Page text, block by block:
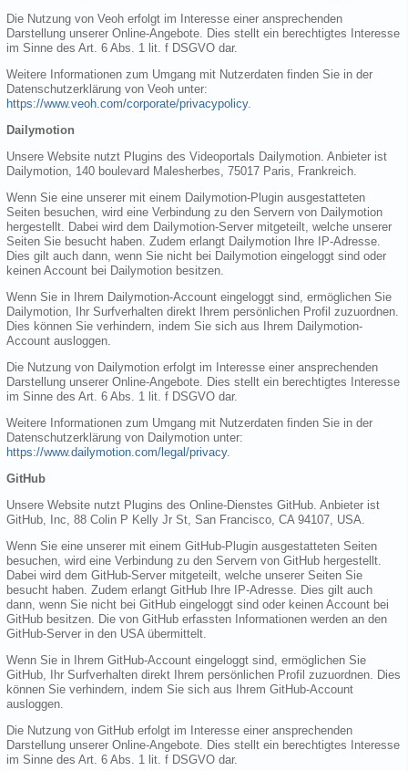
Die Nutzung von Veoh erfolgt im Interesse einer ansprechenden
Darstellung unserer Online-Angebote. Dies stellt ein berechtigtes Interesse
im Sinne des Art. 6 Abs. 1 lit. f DSGVO dar.
Weitere Informationen zum Umgang mit Nutzerdaten finden Sie in der
Datenschutzerklärung von Veoh unter:
https://www.veoh.com/corporate/privacypolicy.
Dailymotion
Unsere Website nutzt Plugins des Videoportals Dailymotion. Anbieter ist
Dailymotion, 140 boulevard Malesherbes, 75017 Paris, Frankreich.
Wenn Sie eine unserer mit einem Dailymotion-Plugin ausgestatteten
Seiten besuchen, wird eine Verbindung zu den Servern von Dailymotion
hergestellt. Dabei wird dem Dailymotion-Server mitgeteilt, welche unserer
Seiten Sie besucht haben. Zudem erlangt Dailymotion Ihre IP-Adresse.
Dies gilt auch dann, wenn Sie nicht bei Dailymotion eingeloggt sind oder
keinen Account bei Dailymotion besitzen.
Wenn Sie in Ihrem Dailymotion-Account eingeloggt sind, ermöglichen Sie
Dailymotion, Ihr Surfverhalten direkt Ihrem persönlichen Profil zuzuordnen.
Dies können Sie verhindern, indem Sie sich aus Ihrem Dailymotion-
Account ausloggen.
Die Nutzung von Dailymotion erfolgt im Interesse einer ansprechenden
Darstellung unserer Online-Angebote. Dies stellt ein berechtigtes Interesse
im Sinne des Art. 6 Abs. 1 lit. f DSGVO dar.
Weitere Informationen zum Umgang mit Nutzerdaten finden Sie in der
Datenschutzerklärung von Dailymotion unter:
https://www.dailymotion.com/legal/privacy.
GitHub
Unsere Website nutzt Plugins des Online-Dienstes GitHub. Anbieter ist
GitHub, Inc, 88 Colin P Kelly Jr St, San Francisco, CA 94107, USA.
Wenn Sie eine unserer mit einem GitHub-Plugin ausgestatteten Seiten
besuchen, wird eine Verbindung zu den Servern von GitHub hergestellt.
Dabei wird dem GitHub-Server mitgeteilt, welche unserer Seiten Sie
besucht haben. Zudem erlangt GitHub Ihre IP-Adresse. Dies gilt auch
dann, wenn Sie nicht bei GitHub eingeloggt sind oder keinen Account bei
GitHub besitzen. Die von GitHub erfassten Informationen werden an den
GitHub-Server in den USA übermittelt.
Wenn Sie in Ihrem GitHub-Account eingeloggt sind, ermöglichen Sie
GitHub, Ihr Surfverhalten direkt Ihrem persönlichen Profil zuzuordnen. Dies
können Sie verhindern, indem Sie sich aus Ihrem GitHub-Account
ausloggen.
Die Nutzung von GitHub erfolgt im Interesse einer ansprechenden
Darstellung unserer Online-Angebote. Dies stellt ein berechtigtes Interesse
im Sinne des Art. 6 Abs. 1 lit. f DSGVO dar.